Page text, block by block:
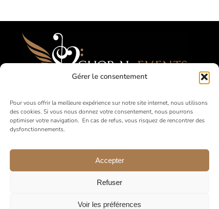
Gérer le consentement
Pour vous offrir la meilleure expérience sur notre site internet, nous utilisons
des cookies. Si vous nous donnez votre consentement, nous pourrons
optimiser votre navigation. En cas de refus, vous risquez de rencontrer des
dysfonctionnements.
Accepter
Refuser
Voir les préférences
Festivales, Concours, Giras para Coros
Aficionados
en Francia y a nivel internacional